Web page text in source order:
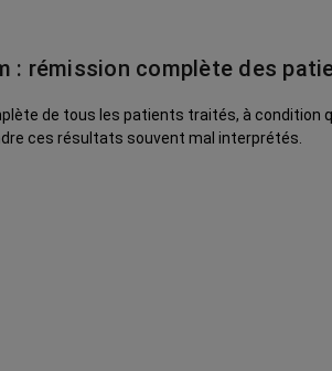
: rémission complète des
de tous les patients traités, à
ces résultats souvent mal interprétés.